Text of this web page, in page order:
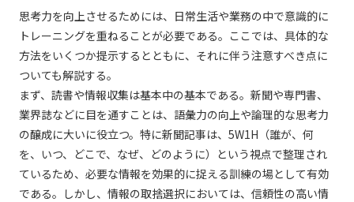
思考力を向上させるためには、日常生活や業務の中で意識的に
トレーニングを重ねることが必要である。ここでは、具体的な
方法をいくつか提示するとともに、それに伴う注意すべき点に
ついても解説する。
まず、読書や情報収集は基本中の基本である。新聞や専門書、
業界誌などに目を通すことは、語彙力の向上や論理的な思考力
の醸成に大いに役立つ。特に新聞記事は、5W1H（誰が、何
を、いつ、どこで、なぜ、どのように）という視点で整理され
ているため、必要な情報を効果的に捉える訓練の場として有効
である。しかし、情報の取捨選択においては、信頼性の高い情